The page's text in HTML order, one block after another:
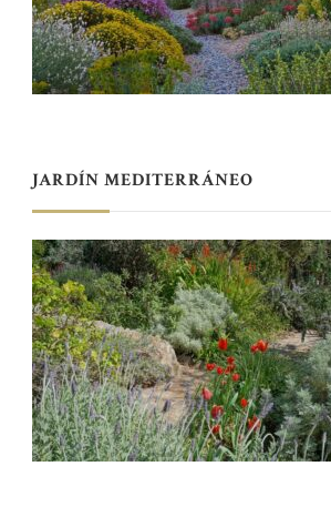
JARDÍN MEDITERRÁNEO